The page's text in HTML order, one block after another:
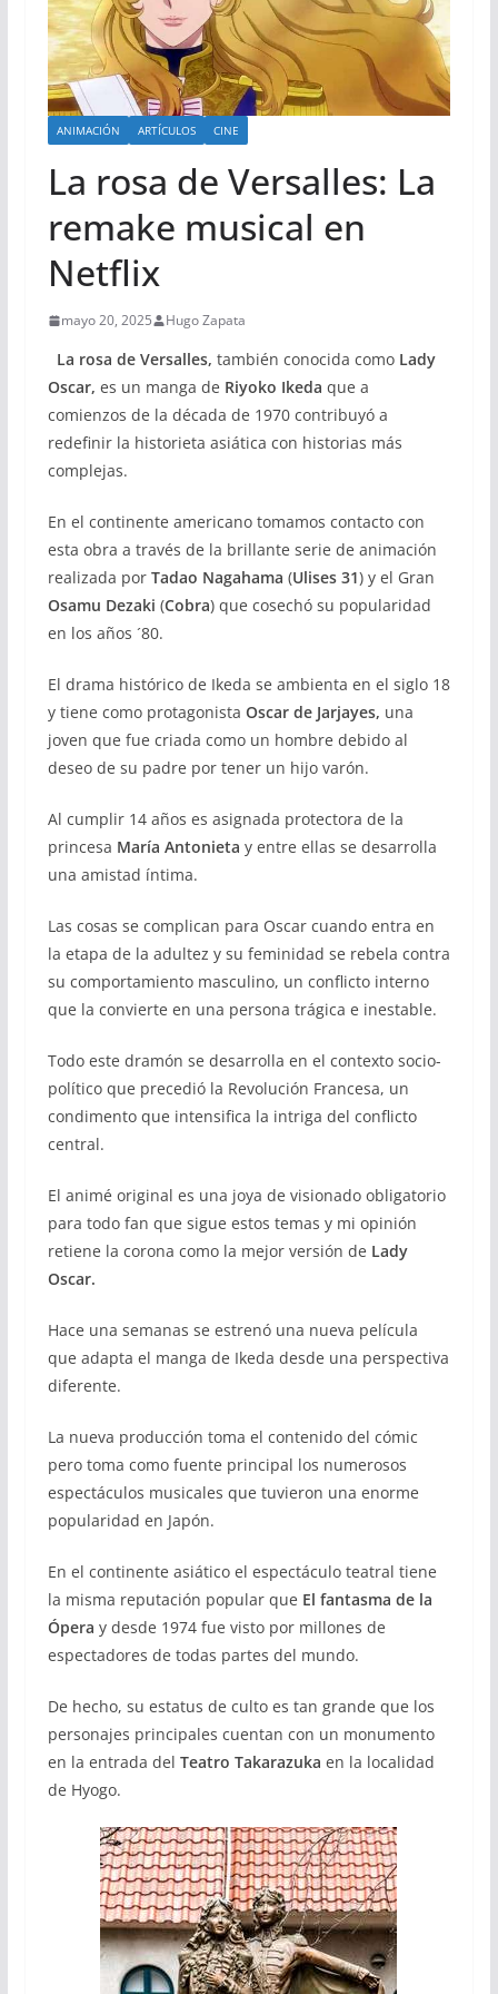
ANIMACIÓN ARTÍCULOS CINE
La rosa de Versalles: La
remake musical en
Netflix
mayo 20, 2025 Hugo Zapata
La rosa de Versalles, también conocida comoLady
Oscar, es un manga de Riyoko Ikeda que a
comienzos de la década de 1970 contribuyó a
redefinir la historieta asiática con historias más
complejas.
En el continente americano tomamos contacto con
esta obra a través de la brillante serie de animación
realizada por Tadao Nagahama (Ulises 31) y el Gran
Osamu Dezaki (Cobra) que cosechó su popularidad
en los años ´80.
El drama histórico de Ikeda se ambienta en el siglo 18
y tiene como protagonista Oscar de Jarjayes, una
joven que fue criada como un hombre debido al
deseo de su padre por tener un hijo varón.
Al cumplir 14 años es asignada protectora de la
princesa María Antonieta y entre ellas se desarrolla
una amistad íntima.
Las cosas se complican para Oscar cuando entra en
la etapa de la adultez y su feminidad se rebela contra
su comportamiento masculino, un conflicto interno
que la convierte en una persona trágica e inestable.
Todo este dramón se desarrolla en el contexto socio-
político que precedió la Revolución Francesa, un
condimento que intensifica la intriga del conflicto
central.
El animé original es una joya de visionado obligatorio
para todo fan que sigue estos temas y mi opinión
retiene la corona como la mejor versión de Lady
Oscar.
Hace una semanas se estrenó una nueva película
que adapta el manga de Ikeda desde una perspectiva
diferente.
La nueva producción toma el contenido del cómic
pero toma como fuente principal los numerosos
espectáculos musicales que tuvieron una enorme
popularidad en Japón.
En el continente asiático el espectáculo teatral tiene
la misma reputación popular que El fantasma de la
Ópera y desde 1974 fue visto por millones de
espectadores de todas partes del mundo.
De hecho, su estatus de culto es tan grande que los
personajes principales cuentan con un monumento
en la entrada del Teatro Takarazuka en la localidad
de Hyogo.